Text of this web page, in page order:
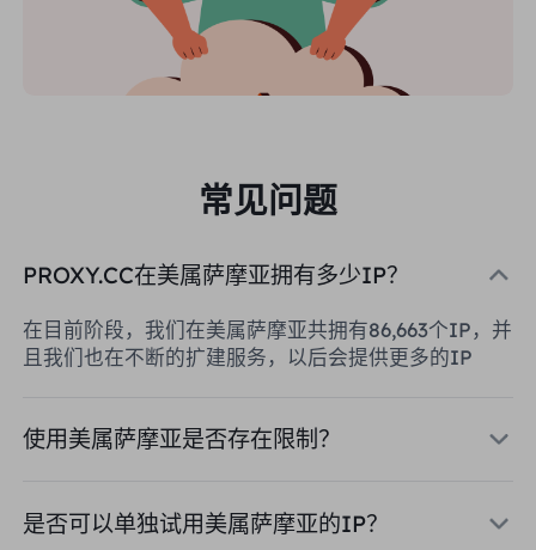
常见问题
PROXY.CC在美属萨摩亚拥有多少IP？
在目前阶段，我们在美属萨摩亚共拥有86,663个IP，并
且我们也在不断的扩建服务，以后会提供更多的IP
使用美属萨摩亚是否存在限制？
是否可以单独试用美属萨摩亚的IP？